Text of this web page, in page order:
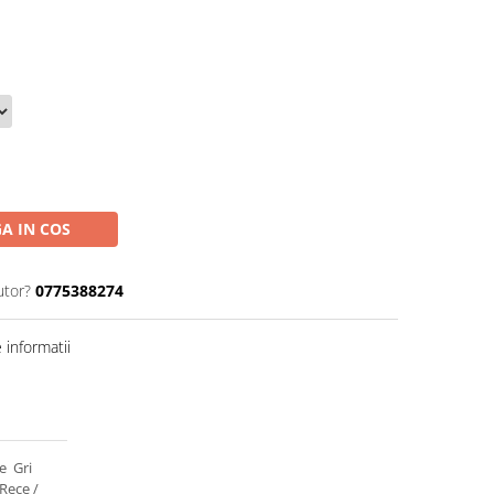
IN COS
0775388274
informatii
Gri
/